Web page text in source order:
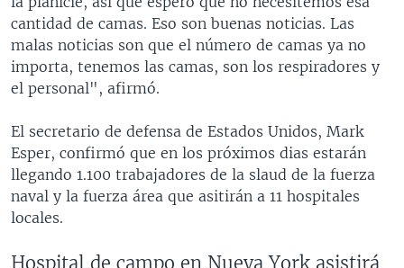
cantidad de camas. Eso son buenas noticias. Las
malas noticias son que el número de camas ya no
importa, tenemos las camas, son los respiradores y
el personal", afirmó.
El secretario de defensa de Estados Unidos, Mark
Esper, confirmó que en los próximos dias estarán
llegando 1.100 trabajadores de la slaud de la fuerza
naval y la fuerza área que asitirán a 11 hospitales
locales.
Hospital de campo en Nueva York asistirá